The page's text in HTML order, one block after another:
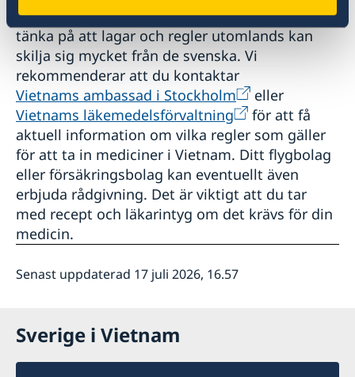
Om du reser med medicin är det viktigt att
tänka på att lagar och regler utomlands kan
skilja sig mycket från de svenska. Vi
rekommenderar att du kontaktar
Vietnams ambassad i Stockholm
eller
Vietnams läkemedelsförvaltning
för att få
aktuell information om vilka regler som gäller
för att ta in mediciner i Vietnam. Ditt flygbolag
eller försäkringsbolag kan eventuellt även
erbjuda rådgivning. Det är viktigt att du tar
med recept och läkarintyg om det krävs för din
medicin.
Senast uppdaterad 17 juli 2026, 16.57
Sverige i Vietnam